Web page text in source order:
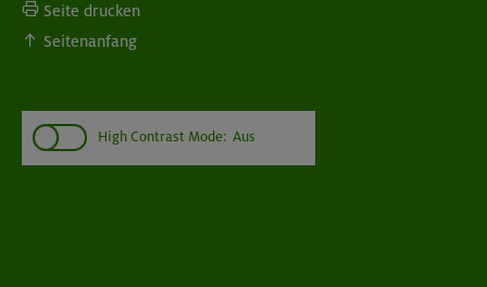
Seite drucken
Seitenanfang
High Contrast Mode: Aus